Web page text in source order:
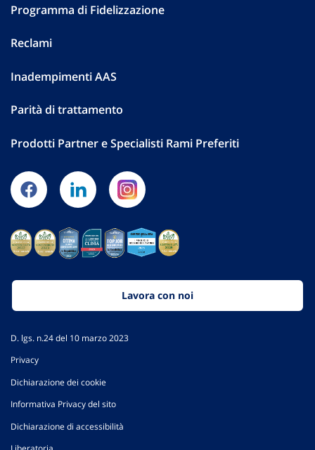
Programma di Fidelizzazione
Reclami
Inadempimenti AAS
Parità di trattamento
Prodotti Partner e Specialisti Rami Preferiti
Lavora con noi
D. lgs. n.24 del 10 marzo 2023
Privacy
Dichiarazione dei cookie
Informativa Privacy del sito
Dichiarazione di accessibilità